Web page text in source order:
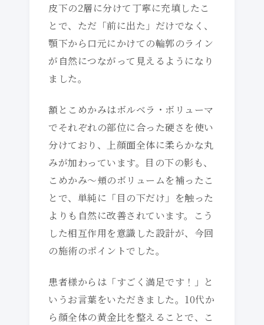
皮下の2層に分けて丁寧に充填したこ
とで、ただ「前に出た」だけでなく、
顎下から口元にかけての輪郭のライン
が自然につながって見えるようになり
ました。
額とこめかみはボルベラ・ボリューマ
でそれぞれの部位に合った硬さを使い
分けており、上顔面全体に柔らかな丸
みが加わっています。目の下の影も、
こめかみ〜頬のボリュームを補ったこ
とで、単純に「目の下だけ」を触った
よりも自然に改善されています。こう
した相互作用を意識した設計が、今回
の施術のポイントでした。
患者様からは「すごく満足です！」と
いうお言葉をいただきました。10代か
ら顔全体の黄金比を整えることで、こ